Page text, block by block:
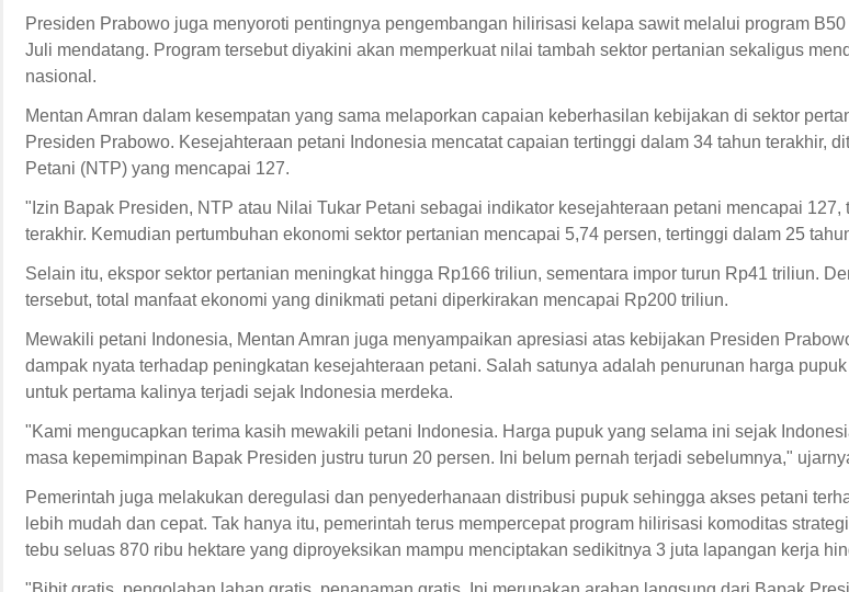
Presiden Prabowo juga menyoroti pentingnya pengembangan hilirisasi kelapa sawit melalui program
Juli mendatang. Program tersebut diyakini akan memperkuat nilai tambah sektor pertanian sekaligus
nasional.
Mentan Amran dalam kesempatan yang sama melaporkan capaian keberhasilan kebijakan di sektor
Presiden Prabowo. Kesejahteraan petani Indonesia mencatat capaian tertinggi dalam 34 tahun terakhir,
Petani (NTP) yang mencapai 127.
"Izin Bapak Presiden, NTP atau Nilai Tukar Petani sebagai indikator kesejahteraan petani mencapai 127,
terakhir. Kemudian pertumbuhan ekonomi sektor pertanian mencapai 5,74 persen, tertinggi dalam 25
Selain itu, ekspor sektor pertanian meningkat hingga Rp166 triliun, sementara impor turun Rp41 triliun.
tersebut, total manfaat ekonomi yang dinikmati petani diperkirakan mencapai Rp200 triliun.
Mewakili petani Indonesia, Mentan Amran juga menyampaikan apresiasi atas kebijakan Presiden
dampak nyata terhadap peningkatan kesejahteraan petani. Salah satunya adalah penurunan harga
untuk pertama kalinya terjadi sejak Indonesia merdeka.
"Kami mengucapkan terima kasih mewakili petani Indonesia. Harga pupuk yang selama ini sejak
masa kepemimpinan Bapak Presiden justru turun 20 persen. Ini belum pernah terjadi sebelumnya,"
Pemerintah juga melakukan deregulasi dan penyederhanaan distribusi pupuk sehingga akses petani
lebih mudah dan cepat. Tak hanya itu, pemerintah terus mempercepat program hilirisasi komoditas
tebu seluas 870 ribu hektare yang diproyeksikan mampu menciptakan sedikitnya 3 juta lapangan kerja